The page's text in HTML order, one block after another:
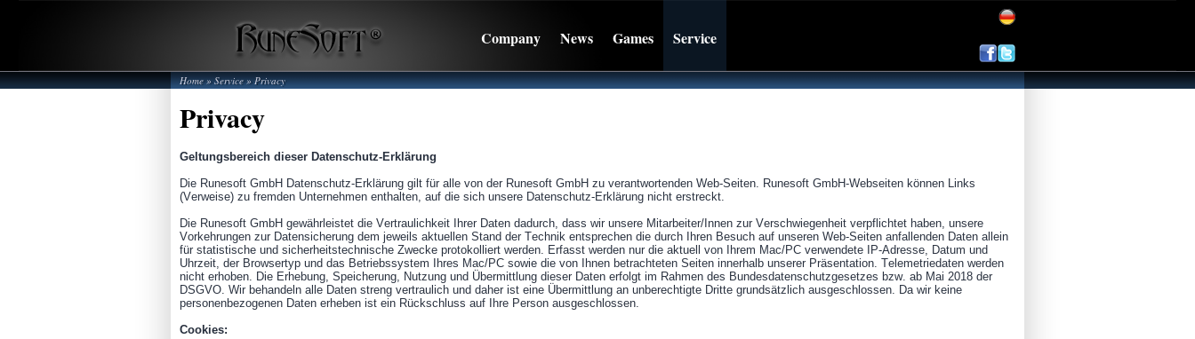
Company News Games Service
Home»Service»Privacy
Privacy
Geltungsbereich dieser Datenschutz-Erklärung
Die Runesoft GmbH Datenschutz-Erklärung gilt für alle von der Runesoft GmbH zu verantwortenden Web-Seiten. Runesoft GmbH-Webseiten können Links
(Verweise) zu fremden Unternehmen enthalten, auf die sich unsere Datenschutz-Erklärung nicht erstreckt.
Die Runesoft GmbH gewährleistet die Vertraulichkeit Ihrer Daten dadurch, dass wir unsere Mitarbeiter/Innen zur Verschwiegenheit verpflichtet haben, unsere
Vorkehrungen zur Datensicherung dem jeweils aktuellen Stand der Technik entsprechen die durch Ihren Besuch auf unseren Web-Seiten anfallenden Daten allein
für statistische und sicherheitstechnische Zwecke protokolliert werden. Erfasst werden nur die aktuell von Ihrem Mac/PC verwendete IP-Adresse, Datum und
Uhrzeit, der Browsertyp und das Betriebssystem Ihres Mac/PC sowie die von Ihnen betrachteten Seiten innerhalb unserer Präsentation. Telemetriedaten werden
nicht erhoben. Die Erhebung, Speicherung, Nutzung und Übermittlung dieser Daten erfolgt im Rahmen des Bundesdatenschutzgesetzes bzw. ab Mai 2018 der
DSGVO. Wir behandeln alle Daten streng vertraulich und daher ist eine Übermittlung an unberechtigte Dritte grundsätzlich ausgeschlossen. Da wir keine
personenbezogenen Daten erheben ist ein Rückschluss auf Ihre Person ausgeschlossen.
Cookies: